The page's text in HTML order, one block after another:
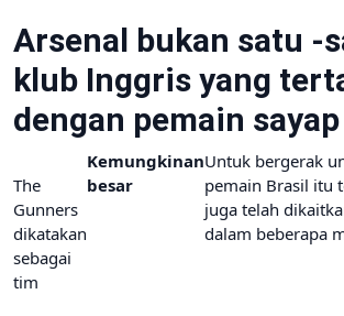
Arsenal bukan satu -
klub Inggris yang
dengan pemain sayap
The
Gunners
dikatakan
sebagai
tim
Kemungkinan
besar
Untuk bergerak
pemain Brasil itu
juga telah
dalam beberapa